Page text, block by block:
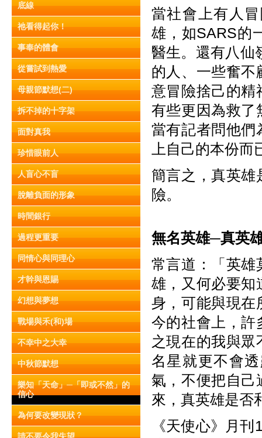
底線
祂看得起你！
事奉的體會
從嘗試到熱愛
母親節默想(二)
拆不掉的十字架
面對真我
珍惜眼前人
人盲心不盲
脫離負面的形象
時間銀行
過程更重要
同情心與同理心
才幹與恩賜
幻想與夢想
戰場與禾(和)場
不幸中之大幸
中秋節默想
樂知「天命」─「即或不然」的
信心
為何要改變現狀？
當社會上有人
雄，如SARS的
醫生。還有八仙
的人、一些奮不
意冒險捨己的精
有些更因為救了
當有記者問他們
上自己的本份
簡言之，真英雄
險。
無名英雄─真英
常言道：「英雄
雄，又何必要知
身，可能與現在
今的社會上，許
之現在的我與
名星就更不會
氣，不便把自己
來，真英雄是否
《天使心》月